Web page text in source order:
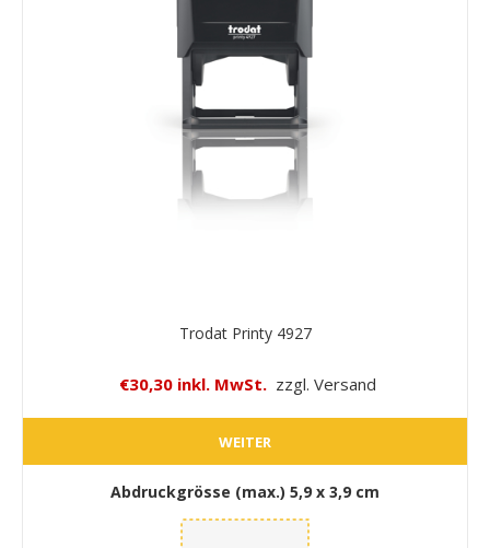
Trodat Printy 4927
€30,30 inkl. MwSt. zzgl. Versand
WEITER
Abdruckgrösse (max.) 5,9 x 3,9 cm